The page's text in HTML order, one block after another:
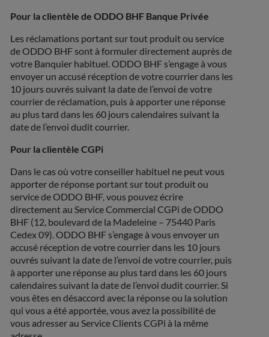
Pour la clientèle de ODDO BHF Banque Privée
Les réclamations portant sur tout produit ou service
de ODDO BHF sont à formuler directement auprès de
votre Banquier habituel. ODDO BHF s’engage à vous
envoyer un accusé réception de votre courrier dans les
10 jours ouvrés suivant la date de l’envoi de votre
courrier de réclamation, puis à apporter une réponse
au plus tard dans les 60 jours calendaires suivant la
date de l’envoi dudit courrier.
Pour la clientèle CGPi
Dans le cas où votre conseiller habituel ne peut vous
apporter de réponse portant sur tout produit ou
service de ODDO BHF, vous pouvez écrire
directement au Service Commercial CGPi de ODDO
BHF (12, boulevard de la Madeleine – 75440 Paris
Cedex 09). ODDO BHF s’engage à vous envoyer un
accusé réception de votre courrier dans les 10 jours
ouvrés suivant la date de l’envoi de votre courrier, puis
à apporter une réponse au plus tard dans les 60 jours
calendaires suivant la date de l’envoi dudit courrier. Si
vous êtes en désaccord avec la réponse ou la solution
qui vous a été apportée, vous avez la possibilité de
vous adresser au Service Clients CGPi à la même